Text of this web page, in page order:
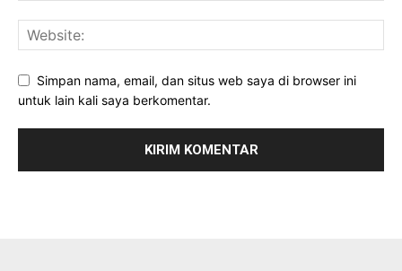
Simpan nama, email, dan situs web saya di browser ini
untuk lain kali saya berkomentar.